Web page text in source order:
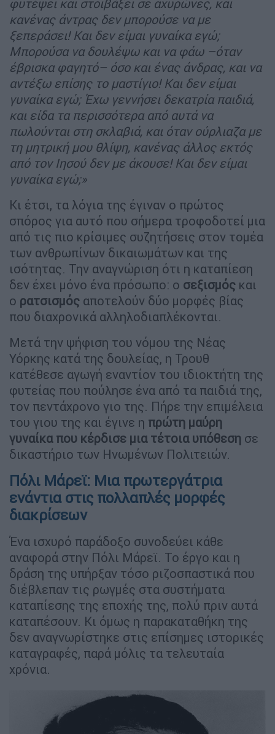
φυτέψει και στοιβάξει σε αχυρώνες, και
κανένας άντρας δεν μπορούσε να με
ξεπεράσει! Και δεν είμαι γυναίκα εγώ;
Μπορούσα να δουλέψω και να φάω –όταν
έβρισκα φαγητό– όσο και ένας άνδρας, και να
αντέξω επίσης το μαστίγιο! Και δεν είμαι
γυναίκα εγώ; Έχω γεννήσει δεκατρία παιδιά,
και είδα τα περισσότερα από αυτά να
πωλούνται στη σκλαβιά, και όταν ούρλιαζα με
τη μητρική μου θλίψη, κανένας άλλος εκτός
από τον Ιησού δεν με άκουσε! Kαι δεν είμαι
γυναίκα εγώ;»
Κι έτσι, τα λόγια της έγιναν ο πρώτος
σπόρος για αυτό που σήμερα τροφοδοτεί μια
από τις πιο κρίσιμες συζητήσεις στον τομέα
των ανθρωπίνων δικαιωμάτων και της
ισότητας. Την αναγνώριση ότι η καταπίεση
δεν έχει μόνο ένα πρόσωπο: ο σεξισμός και
ο ρατσισμός αποτελούν δύο μορφές βίας
που διαχρονικά αλληλοδιαπλέκονται.
Μετά την ψήφιση του νόμου της Νέας
Υόρκης κατά της δουλείας, η Τρουθ
κατέθεσε αγωγή εναντίον του ιδιοκτήτη της
φυτείας που πούλησε ένα από τα παιδιά της,
τον πεντάχρονο γιο της. Πήρε την επιμέλεια
του γιου της και έγινε η πρώτη μαύρη
γυναίκα που κέρδισε μια τέτοια υπόθεση σε
δικαστήριο των Ηνωμένων Πολιτειών.
Πόλι Μάρεϊ: Μια πρωτεργάτρια
ενάντια στις πολλαπλές μορφές
διακρίσεων
Ένα ισχυρό παράδοξο συνοδεύει κάθε
αναφορά στην Πόλι Μάρεϊ. Το έργο και η
δράση της υπήρξαν τόσο ριζοσπαστικά που
διέβλεπαν τις ρωγμές στα συστήματα
καταπίεσης της εποχής της, πολύ πριν αυτά
καταπέσουν. Κι όμως η παρακαταθήκη της
δεν αναγνωρίστηκε στις επίσημες ιστορικές
καταγραφές, παρά μόλις τα τελευταία
χρόνια.